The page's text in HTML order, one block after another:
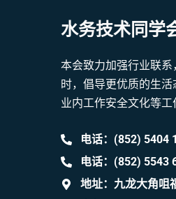
水务技术同学
本会致力加强行业联
时，倡导更优质的生
业内工作安全文化等工
电话：(852) 5404
电话：(852) 5543
地址：九龙大角咀